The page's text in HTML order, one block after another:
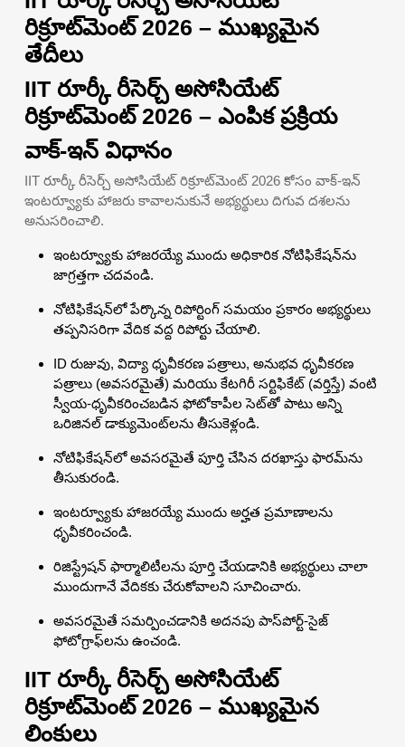
రిక్రూట్‌మెంట్ 2026 – ముఖ్యమైన
తేదీలు
IIT రూర్కీ రీసెర్చ్ అసోసియేట్
రిక్రూట్‌మెంట్ 2026 – ఎంపిక ప్రక్రియ
వాక్-ఇన్ విధానం
IIT రూర్కీ రీసెర్చ్ అసోసియేట్ రిక్రూట్‌మెంట్ 2026 కోసం వాక్-ఇన్
ఇంటర్వ్యూకు హాజరు కావాలనుకునే అభ్యర్థులు దిగువ దశలను
అనుసరించాలి.
ఇంటర్వ్యూకు హాజరయ్యే ముందు అధికారిక నోటిఫికేషన్‌ను
జాగ్రత్తగా చదవండి.
నోటిఫికేషన్‌లో పేర్కొన్న రిపోర్టింగ్ సమయం ప్రకారం అభ్యర్థులు
తప్పనిసరిగా వేదిక వద్ద రిపోర్టు చేయాలి.
ID రుజువు, విద్యా ధృవీకరణ పత్రాలు, అనుభవ ధృవీకరణ
పత్రాలు (అవసరమైతే) మరియు కేటగిరీ సర్టిఫికేట్ (వర్తిస్తే) వంటి
స్వీయ-ధృవీకరించబడిన ఫోటోకాపీల సెట్‌తో పాటు అన్ని
ఒరిజినల్ డాక్యుమెంట్‌లను తీసుకెళ్లండి.
నోటిఫికేషన్‌లో అవసరమైతే పూర్తి చేసిన దరఖాస్తు ఫారమ్‌ను
తీసుకురండి.
ఇంటర్వ్యూకు హాజరయ్యే ముందు అర్హత ప్రమాణాలను
ధృవీకరించండి.
రిజిస్ట్రేషన్ ఫార్మాలిటీలను పూర్తి చేయడానికి అభ్యర్థులు చాలా
ముందుగానే వేదికకు చేరుకోవాలని సూచించారు.
అవసరమైతే సమర్పించడానికి అదనపు పాస్‌పోర్ట్-సైజ్
ఫోటోగ్రాఫ్‌లను ఉంచండి.
IIT రూర్కీ రీసెర్చ్ అసోసియేట్
రిక్రూట్‌మెంట్ 2026 – ముఖ్యమైన
లింకులు